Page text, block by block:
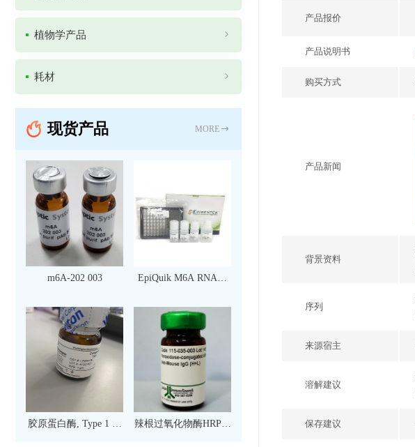
产品报价
产品说明书
购买方式
产品新闻
背景资料
序列
来源宿主
溶解建议
保存建议
植物学产品
耗材
现货产品 MORE
m6A-202 003
EpiQuik M6A RNA甲
（比色法）（96 次）
胶原蛋白酶, Type 1 现
辣根过氧化物酶HRP标